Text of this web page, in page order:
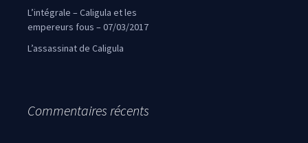
L’intégrale – Caligula et les
empereurs fous – 07/03/2017
L’assassinat de Caligula
Commentaires récents